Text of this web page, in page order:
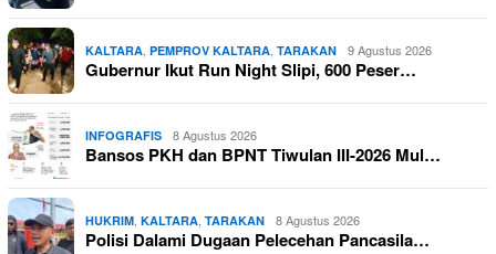
KALTARA, PEMPROV KALTARA, TARAKAN 9 Agustus 2026
Gubernur Ikut Run Night Slipi, 600 Peser…
INFOGRAFIS 8 Agustus 2026
Bansos PKH dan BPNT Tiwulan III-2026 Mul…
HUKRIM, KALTARA, TARAKAN 8 Agustus 2026
Polisi Dalami Dugaan Pelecehan Pancasila…